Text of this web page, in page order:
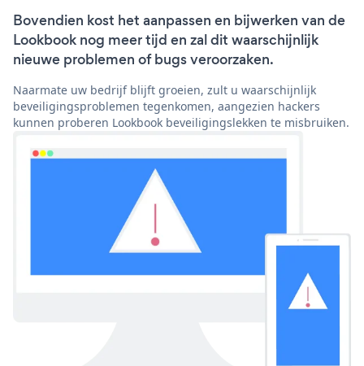
Bovendien kost het aanpassen en bijwerken van de
Lookbook nog meer tijd en zal dit waarschijnlijk
nieuwe problemen of bugs veroorzaken.
Naarmate uw bedrijf blijft groeien, zult u waarschijnlijk
beveiligingsproblemen tegenkomen, aangezien hackers
kunnen proberen Lookbook beveiligingslekken te misbruiken.